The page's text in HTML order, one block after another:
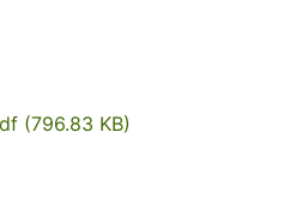
(796.83 KB)